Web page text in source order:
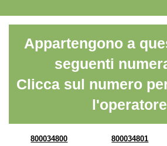
Appartengono a
seguenti
Clicca sul numero
800034800 800034801